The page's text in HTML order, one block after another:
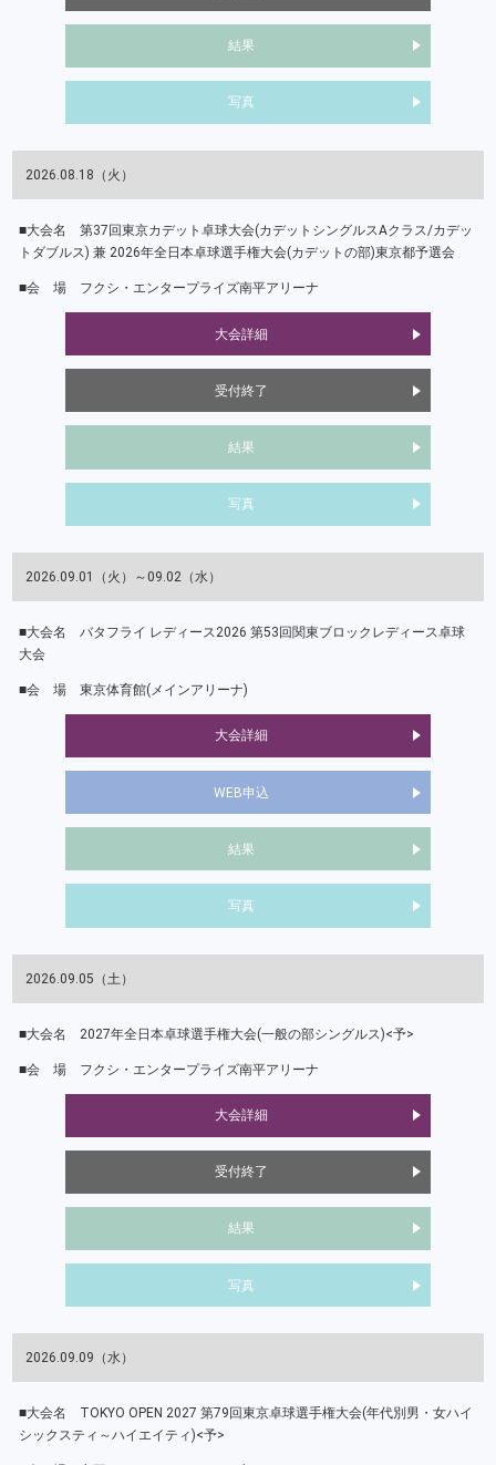
結果
写真
2026.08.18（火）
第37回東京カデット卓球大会(カデットシングルスAクラス/カデッ
トダブルス) 兼 2026年全日本卓球選手権大会(カデットの部)東京都予選会
フクシ・エンタープライズ南平アリーナ
大会詳細
受付終了
結果
写真
2026.09.01（火）～09.02（水）
バタフライ レディース2026 第53回関東ブロックレディース卓球
大会
東京体育館(メインアリーナ)
大会詳細
WEB申込
結果
写真
2026.09.05（土）
2027年全日本卓球選手権大会(一般の部シングルス)<予>
フクシ・エンタープライズ南平アリーナ
大会詳細
受付終了
結果
写真
2026.09.09（水）
TOKYO OPEN 2027 第79回東京卓球選手権大会(年代別男・女ハイ
シックスティ～ハイエイティ)<予>